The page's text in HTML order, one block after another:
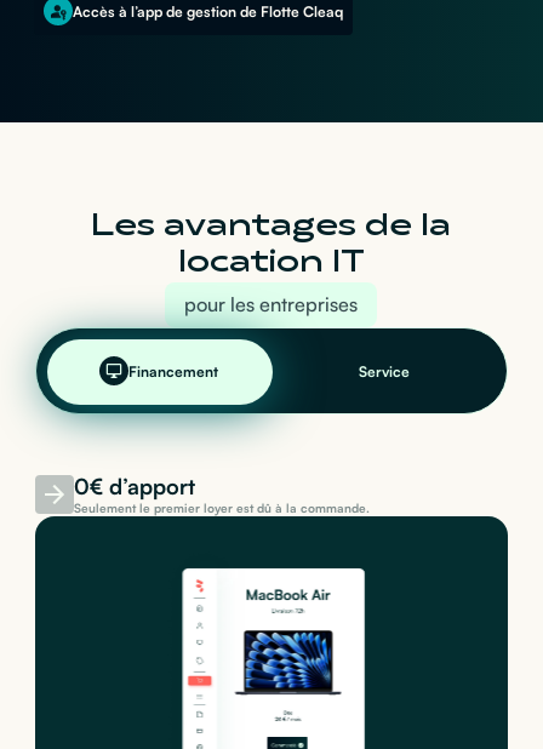
Accès à l’app de gestion de Flotte Cleaq
Les avantages de la
location IT
pour les entreprises
Financement Service
0€ d’apport
Seulement le premier loyer est dû à la commande.